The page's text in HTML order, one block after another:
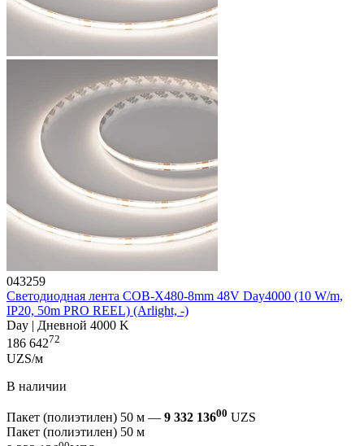
043259
Светодиодная лента COB-X480-8mm 48V Day4000 (10 W/m,
IP20, 50m PRO REEL) (Arlight, -)
Day | Дневной 4000 K
186 64272
UZS/м
В наличии
Пакет (полиэтилен) 50 м — 9 332 13600 UZS
Пакет (полиэтилен) 50 м